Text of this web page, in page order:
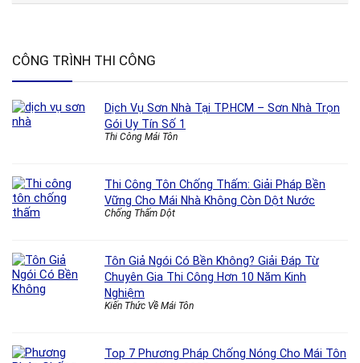
CÔNG TRÌNH THI CÔNG
Dịch Vụ Sơn Nhà Tại TP.HCM – Sơn Nhà Trọn
Gói Uy Tín Số 1
Thi Công Mái Tôn
Thi Công Tôn Chống Thấm: Giải Pháp Bền
Vững Cho Mái Nhà Không Còn Dột Nước
Chống Thấm Dột
Tôn Giả Ngói Có Bền Không? Giải Đáp Từ
Chuyên Gia Thi Công Hơn 10 Năm Kinh
Nghiệm
Kiến Thức Về Mái Tôn
Top 7 Phương Pháp Chống Nóng Cho Mái Tôn